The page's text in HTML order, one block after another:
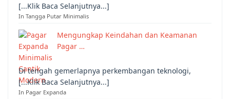
[...Klik Baca Selanjutnya...]
In Tangga Putar Minimalis
Mengungkap Keindahan dan Keamanan
Pagar …
Di tengah gemerlapnya perkembangan teknologi,
[...Klik Baca Selanjutnya...]
In Pagar Expanda